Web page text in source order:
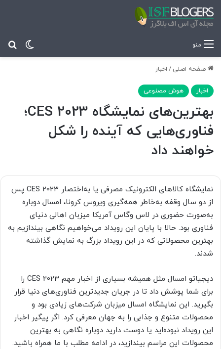
منو
صفحه اصلی / اخبار
اخبار هوش مصنوعی
بهترین‌های نمایشگاه CES 2023؛
فناوری‌هایی که آینده را شکل
خواهند داد
نمایشگاه کالاهای الکترونیک مصرفی یا به‌اختصار CES 2023 پس
از دو سال وقفه به‌خاطر همه‌گیری ویروس کرونا، امسال دوباره
به‌صورت حضوری در لاس وگاس آمریکا میزبان اهالی دنیای
فناوری بود. حالا با پایان این رویداد می‌خواهیم نگاهی بیندازیم به
بهترین محصولاتی که در این رویداد بزرگ به نمایش گذاشته
شدند.
دیجیاتو امسال مثل همیشه بسیاری از اخبار مهم CES 2023 را
برای شما پوشش داد تا در جریان جدیدترین فناوری‌های دنیا قرار
بگیرید. این نمایشگاه امسال میزبان شرکت‌های زیادی بود و
محصولات متنوع و جذابی را به جهان معرفی کرد. اگر پیگیر اخبار
این رویداد نبوده‌اید یا دوست دارید دوباره نگاهی به بهترین
محصولات این مراسم بیندازید، در ادامه مطلب با ما همراه باشید.